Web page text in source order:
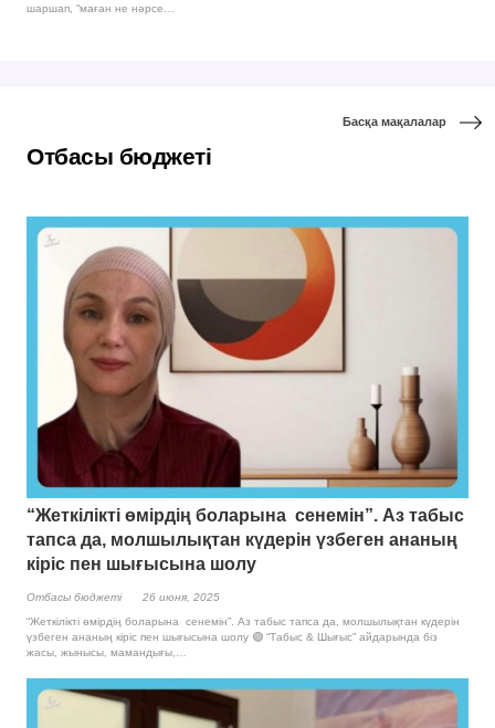
шаршап, “маған не нәрсе…
Отбасы бюджетi
Басқа мақалалар
“Жеткілікті өмірдің боларына сенемін”. Аз табыс
тапса да, молшылықтан күдерін үзбеген ананың
кіріс пен шығысына шолу
Отбасы бюджетi
26 июня, 2025
“Жеткілікті өмірдің боларына сенемін”. Аз табыс тапса да, молшылықтан күдерін
үзбеген ананың кіріс пен шығысына шолу 🟢 “Табыс & Шығыс” айдарында біз
жасы, жынысы, мамандығы,…